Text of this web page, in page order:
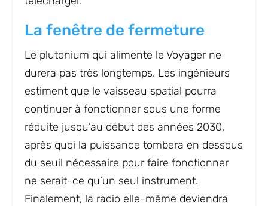
La fenêtre de fermeture
Le plutonium qui alimente le Voyager ne
durera pas très longtemps. Les ingénieurs
estiment que le vaisseau spatial pourra
continuer à fonctionner sous une forme
réduite jusqu’au début des années 2030,
après quoi la puissance tombera en dessous
du seuil nécessaire pour faire fonctionner
ne serait-ce qu’un seul instrument.
Finalement, la radio elle-même deviendra